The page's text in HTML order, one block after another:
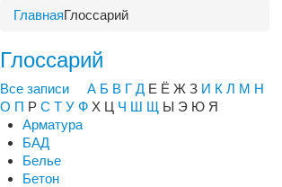
ГлавнаяГлоссарий
Глоссарий
Все записи А Б В Г Д Е Ё Ж З И К Л М Н
О П Р С Т У Ф Х Ц Ч Ш Щ Ы Э Ю Я
Арматура
БАД
Белье
Бетон